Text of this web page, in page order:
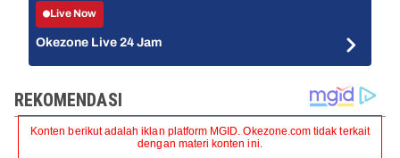
Live Now
Okezone Live 24 Jam